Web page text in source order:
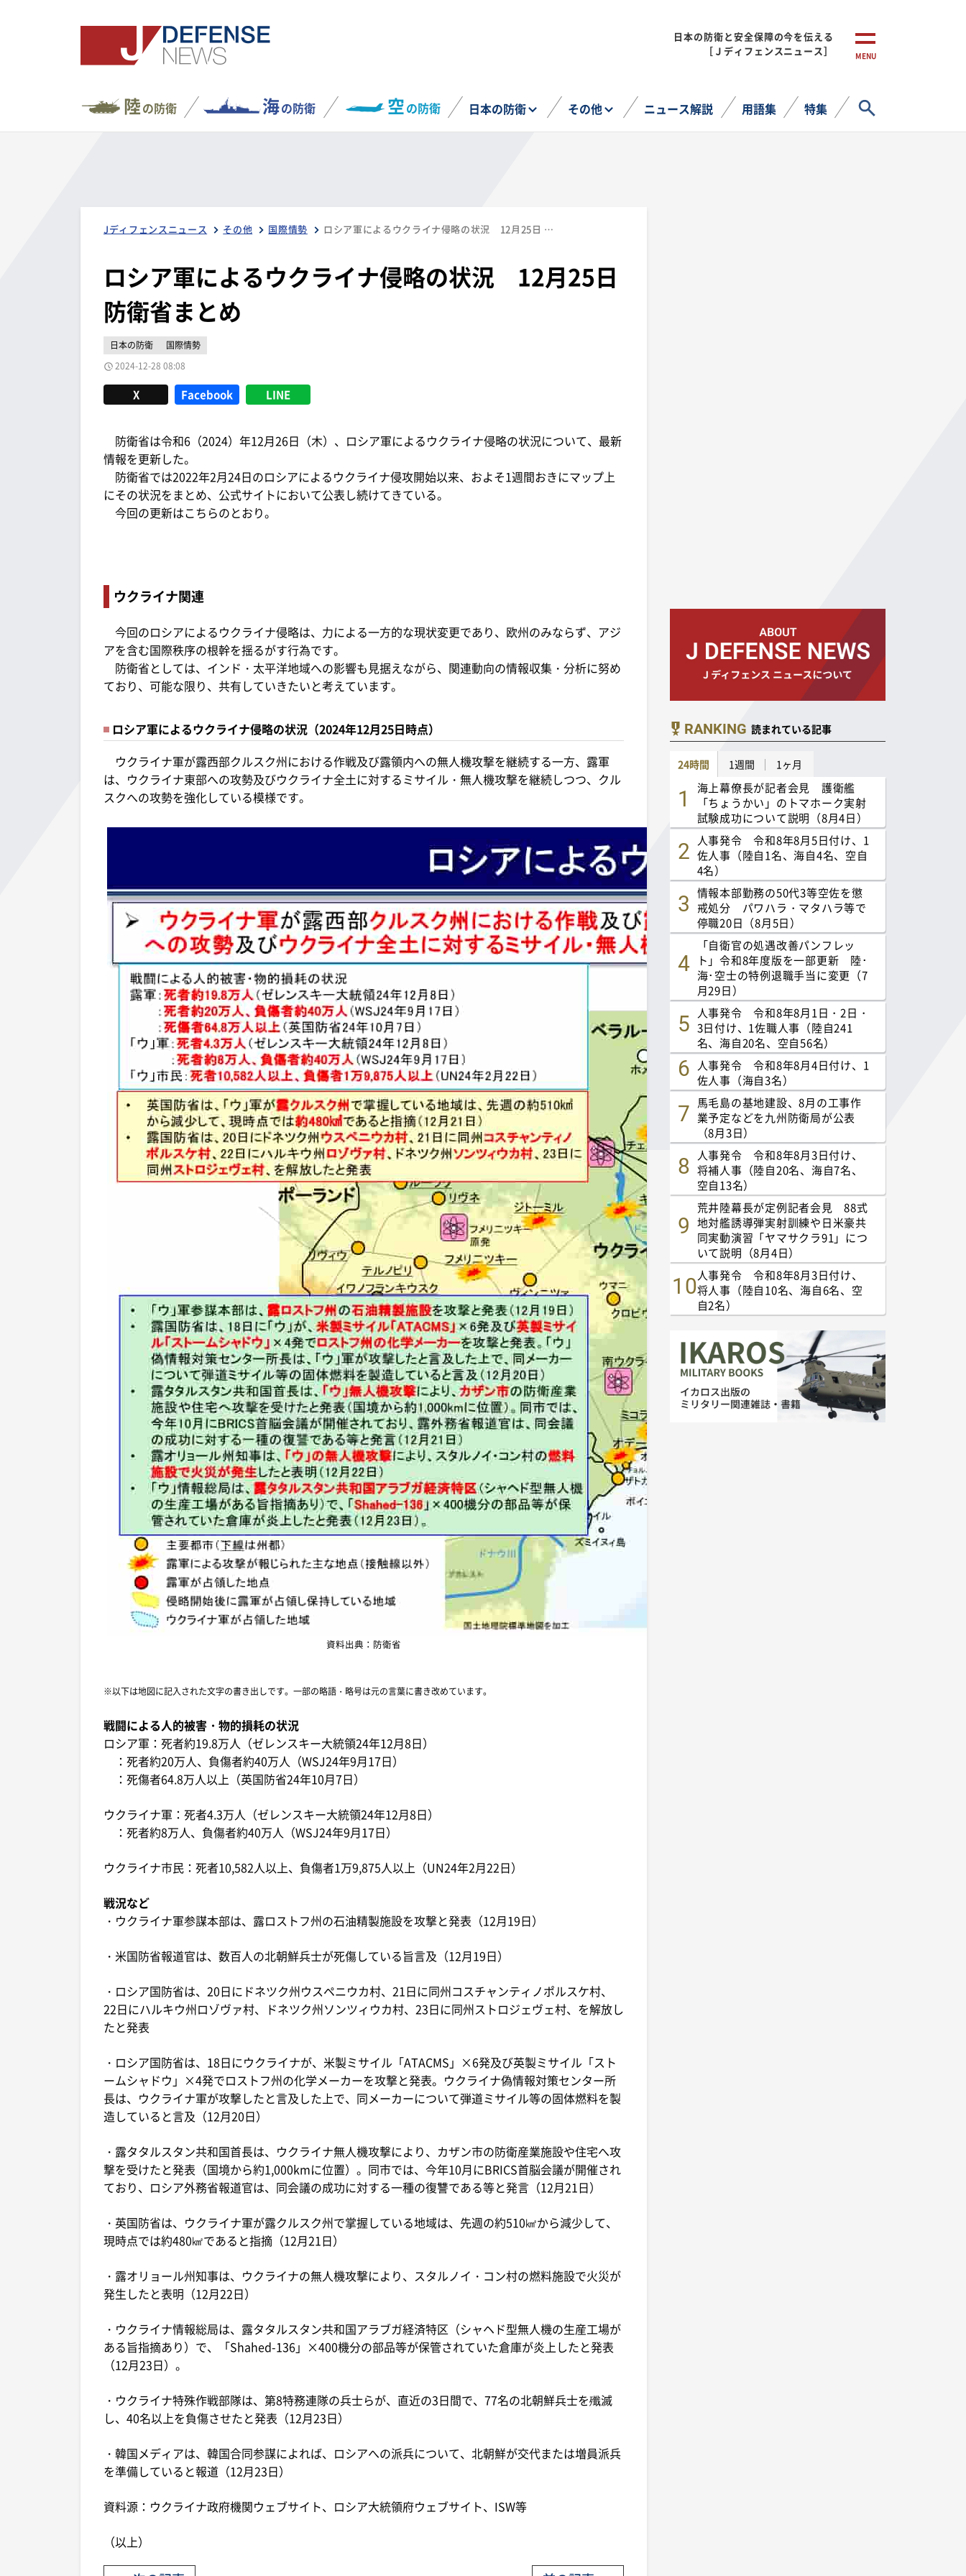
日本の防衛と安全保障の今を伝える
［Ｊディフェンスニュース］
MENU
陸の防衛 海の防衛 空の防衛 日本の防衛 その他 ニュース解説 用語集 特集
Jディフェンスニュース その他 国際情勢 ロシア軍によるウクライナ侵略の状況 12月25日 防衛省まとめ
ロシア軍によるウクライナ侵略の状況 12月25日
防衛省まとめ
日本の防衛
国際情勢
2024-12-28 08:08
X Facebook LINE
防衛省は令和6（2024）年12月26日（木）、ロシア軍によるウクライナ侵略の状況について、最新
情報を更新した。
防衛省では2022年2月24日のロシアによるウクライナ侵攻開始以来、およそ1週間おきにマップ上
にその状況をまとめ、公式サイトにおいて公表し続けてきている。
今回の更新はこちらのとおり。
ウクライナ関連
今回のロシアによるウクライナ侵略は、力による一方的な現状変更であり、欧州のみならず、アジ
アを含む国際秩序の根幹を揺るがす行為です。
防衛省としては、インド・太平洋地域への影響も見据えながら、関連動向の情報収集・分析に努め
ており、可能な限り、共有していきたいと考えています。
ロシア軍によるウクライナ侵略の状況（2024年12月25日時点）
ウクライナ軍が露西部クルスク州における作戦及び露領内への無人機攻撃を継続する一方、露軍
は、ウクライナ東部への攻勢及びウクライナ全土に対するミサイル・無人機攻撃を継続しつつ、クル
スクへの攻勢を強化している模様です。
資料出典：防衛省
※以下は地図に記入された文字の書き出しです。一部の略語・略号は元の言葉に書き改めています。
戦闘による人的被害・物的損耗の状況
ロシア軍：死者約19.8万人（ゼレンスキー大統領24年12月8日）
：死者約20万人、負傷者約40万人（WSJ24年9月17日）
：死傷者64.8万人以上（英国防省24年10月7日）
ウクライナ軍：死者4.3万人（ゼレンスキー大統領24年12月8日）
：死者約8万人、負傷者約40万人（WSJ24年9月17日）
ウクライナ市民：死者10,582人以上、負傷者1万9,875人以上（UN24年2月22日）
戦況など
・ウクライナ軍参謀本部は、露ロストフ州の石油精製施設を攻撃と発表（12月19日）
・米国防省報道官は、数百人の北朝鮮兵士が死傷している旨言及（12月19日）
・ロシア国防省は、20日にドネツク州ウスペニウカ村、21日に同州コスチャンティノポルスケ村、
22日にハルキウ州ロゾヴァ村、ドネツク州ソンツィウカ村、23日に同州ストロジェヴェ村、を解放し
たと発表
・ロシア国防省は、18日にウクライナが、米製ミサイル「ATACMS」×6発及び英製ミサイル「スト
ームシャドウ」×4発でロストフ州の化学メーカーを攻撃と発表。ウクライナ偽情報対策センター所
長は、ウクライナ軍が攻撃したと言及した上で、同メーカーについて弾道ミサイル等の固体燃料を製
造していると言及（12月20日）
・露タタルスタン共和国首長は、ウクライナ無人機攻撃により、カザン市の防衛産業施設や住宅へ攻
撃を受けたと発表（国境から約1,000kmに位置）。同市では、今年10月にBRICS首脳会議が開催され
ており、ロシア外務省報道官は、同会議の成功に対する一種の復讐である等と発言（12月21日）
・英国防省は、ウクライナ軍が露クルスク州で掌握している地域は、先週の約510㎢から減少して、
現時点では約480㎢であると指摘（12月21日）
・露オリョール州知事は、ウクライナの無人機攻撃により、スタルノイ・コン村の燃料施設で火災が
発生したと表明（12月22日）
・ウクライナ情報総局は、露タタルスタン共和国アラブガ経済特区（シャヘド型無人機の生産工場が
ある旨指摘あり）で、「Shahed-136」×400機分の部品等が保管されていた倉庫が炎上したと発表
（12月23日）。
・ウクライナ特殊作戦部隊は、第8特務連隊の兵士らが、直近の3日間で、77名の北朝鮮兵士を殲滅
し、40名以上を負傷させたと発表（12月23日）
・韓国メディアは、韓国合同参謀によれば、ロシアへの派兵について、北朝鮮が交代または増員派兵
を準備していると報道（12月23日）
資料源：ウクライナ政府機関ウェブサイト、ロシア大統領府ウェブサイト、ISW等
（以上）
RANKING 読まれている記事
24時間 1週間 1ヶ月
海上幕僚長が記者会見 護衛艦
「ちょうかい」のトマホーク実射
試験成功について説明（8月4日）
人事発令 令和8年8月5日付け、1
佐人事（陸自1名、海自4名、空自
4名）
情報本部勤務の50代3等空佐を懲
戒処分 パワハラ・マタハラ等で
停職20日（8月5日）
「自衛官の処遇改善パンフレッ
ト」令和8年度版を一部更新 陸･
海･空士の特例退職手当に変更（7
月29日）
人事発令 令和8年8月1日・2日・
3日付け、1佐職人事（陸自241
名、海自20名、空自56名）
人事発令 令和8年8月4日付け、1
佐人事（海自3名）
馬毛島の基地建設、8月の工事作
業予定などを九州防衛局が公表
（8月3日）
人事発令 令和8年8月3日付け、
将補人事（陸自20名、海自7名、
空自13名）
荒井陸幕長が定例記者会見 88式
地対艦誘導弾実射訓練や日米豪共
同実動演習「ヤマサクラ91」につ
いて説明（8月4日）
人事発令 令和8年8月3日付け、
将人事（陸自10名、海自6名、空
自2名）